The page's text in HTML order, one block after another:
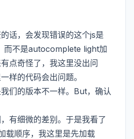
话，会发现错误的这个js是
而不是autocomplete light加
点奇怪了，我这里没出问
样的代码会出问题。
们的版本不一样。But，确认
有细微的差别。于是我看了
载顺序，我这里是先加载